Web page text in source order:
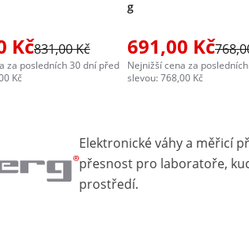
Kč831,00 Kč
za posledních 30 dní před
Kč
g
691,00 Kč
Nejnižší cena za
slevou: 768,00 Kč
Elektronické váhy a měřicí
přesnost pro laboratoře,
prostředí.